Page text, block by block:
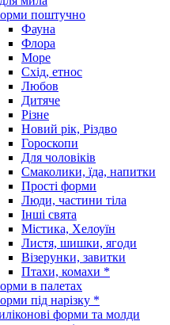
поштучно
Фауна
Флора
Море
Схід, етнос
Любов
Дитяче
Різне
Новий рік, Різдво
Гороскопи
Для чоловіків
Смаколики, їда, напитки
Прості форми
Люди, частини тіла
Інші свята
Містика, Хелоуїн
Листя, шишки, ягоди
Візерунки, завитки
Птахи, комахи *
в палетах
під нарізку *
форми та молди